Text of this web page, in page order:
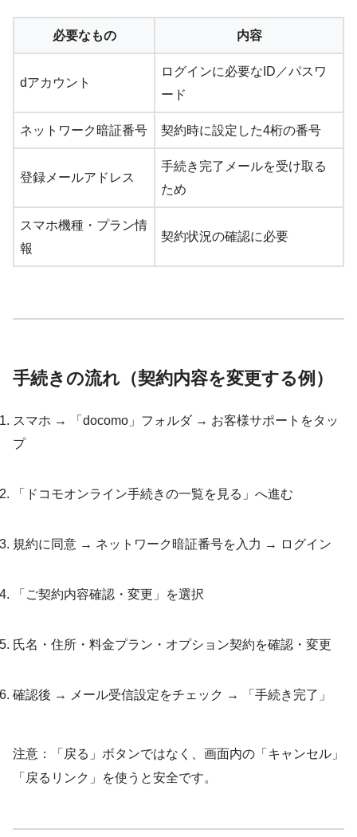
必要なもの 内容
dアカウント
ログインに必要なID／パスワ
ード
ネットワーク暗証番号 契約時に設定した4桁の番号
登録メールアドレス
手続き完了メールを受け取る
ため
スマホ機種・プラン情
報
契約状況の確認に必要
手続きの流れ（契約内容を変更する例）
スマホ → 「docomo」フォルダ → お客様サポートをタッ
プ
「ドコモオンライン手続きの一覧を見る」へ進む
規約に同意 → ネットワーク暗証番号を入力 → ログイン
「ご契約内容確認・変更」を選択
氏名・住所・料金プラン・オプション契約を確認・変更
確認後 → メール受信設定をチェック → 「手続き完了」
注意：「戻る」ボタンではなく、画面内の「キャンセル」
「戻るリンク」を使うと安全です。